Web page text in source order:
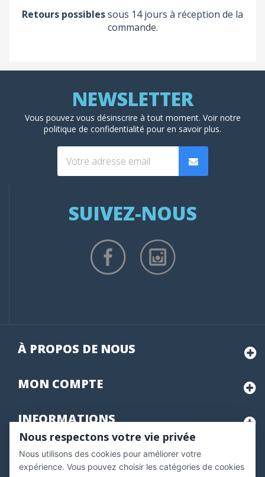
Retours possiblessous 14 jours à réception de la
commande.
Vous pouvez vous désinscrire à tout moment. Voir notre
politique de confidentialité pour en savoir plus.
SUIVEZ-NOUS
À PROPOS DE NOUS
MON COMPTE
INFORMATIONS
Marchand approuvé par la Société des Avis Garantis,
pour vérifier .
Nous respectons votre vie privée
Nous utilisons des cookies pour améliorer votre
expérience. Vous pouvez choisir les catégories de cookies